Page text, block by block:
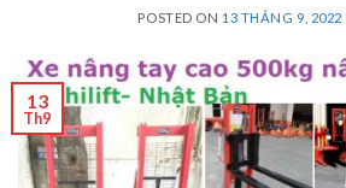
POSTED ON 13 THÁNG 9, 2022
13
Th9